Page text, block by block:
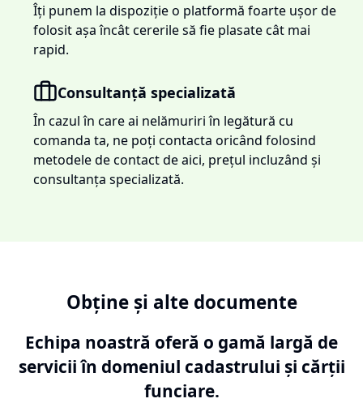
Îți punem la dispoziție o platformă foarte ușor de
folosit așa încât cererile să fie plasate cât mai
rapid.
Consultanță specializată
În cazul în care ai nelămuriri în legătură cu
comanda ta, ne poți contacta oricând folosind
metodele de contact de aici, prețul incluzând și
consultanța specializată.
Obține și alte documente
Echipa noastră oferă o gamă largă de
servicii în domeniul cadastrului și cărții
funciare.